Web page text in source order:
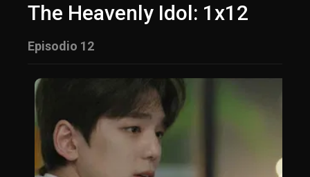
The Heavenly Idol: 1x12
Episodio 12